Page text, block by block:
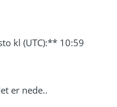
kl (UTC):** 10:59
er nede..